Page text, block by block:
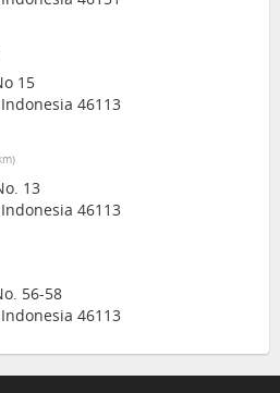
15
46113
13
46113
56-58
46113